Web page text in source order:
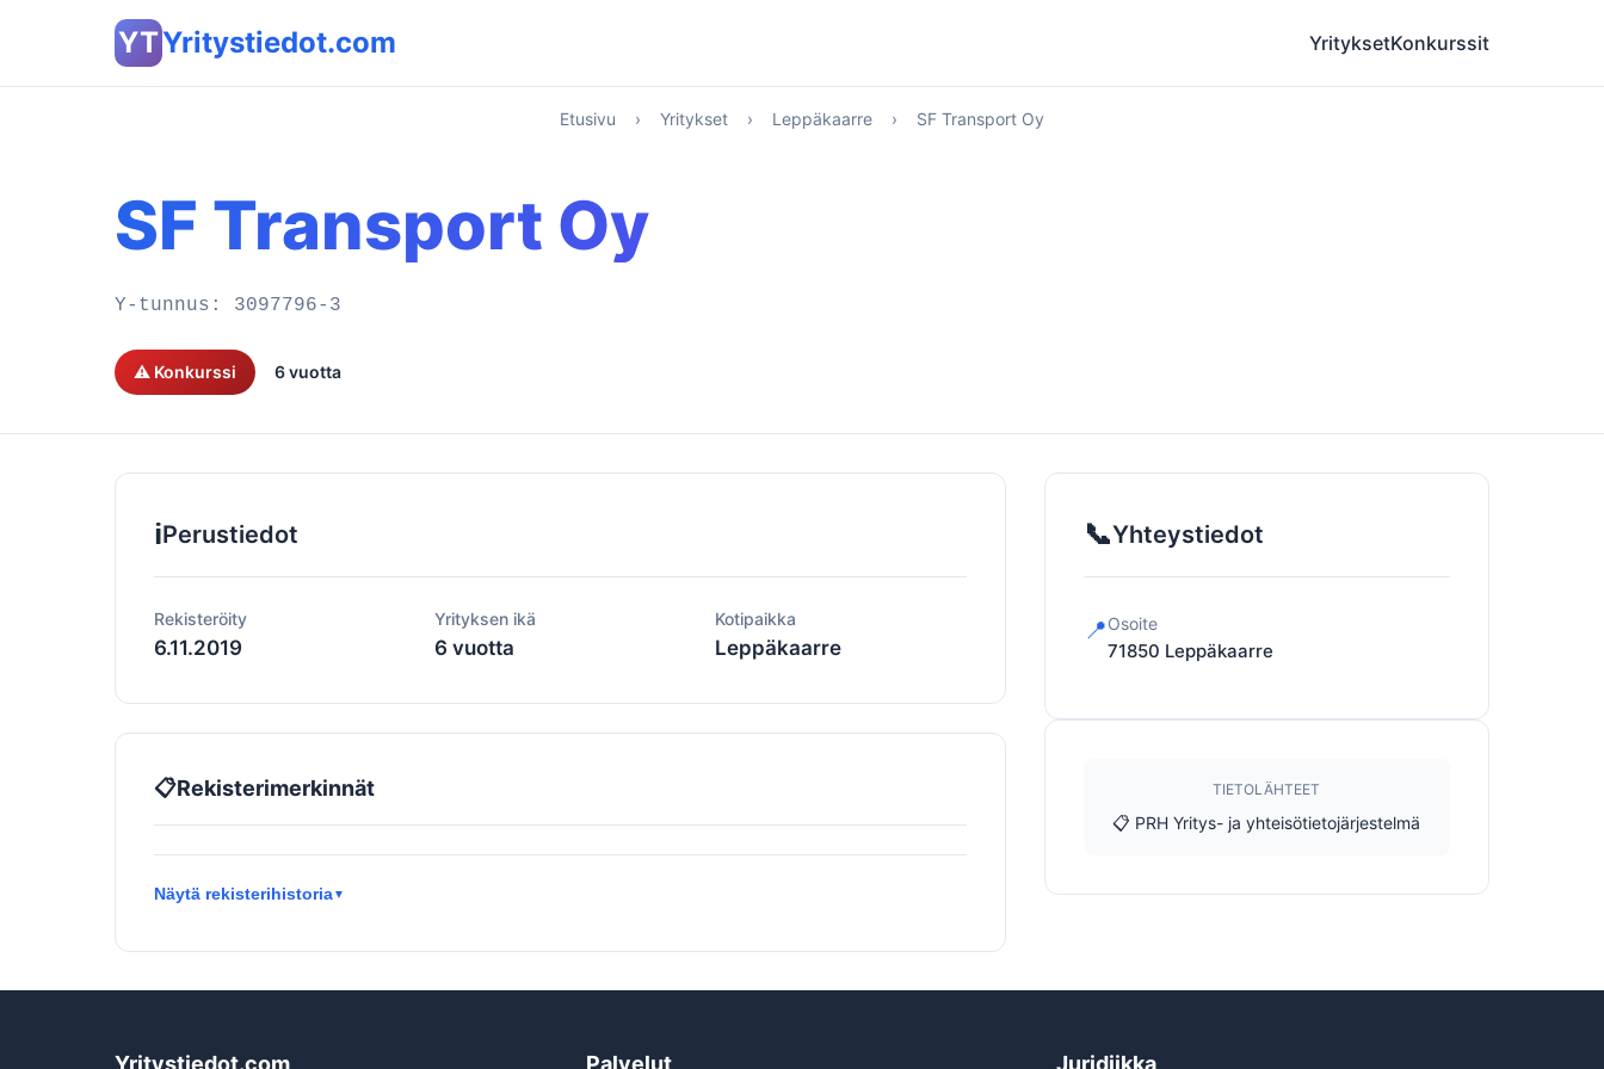
YTYritystiedot.com YrityksetKonkurssit
Etusivu › Yritykset › Leppäkaarre › SF Transport Oy
SF Transport Oy
Y-tunnus: 3097796-3
⚠️ Konkurssi 6 vuotta
ℹ️Perustiedot
Rekisteröity
6.11.2019
Yrityksen ikä
6 vuotta
Kotipaikka
Leppäkaarre
📋Rekisterimerkinnät
Näytä rekisterihistoria▼
📞Yhteystiedot
📍Osoite
71850 Leppäkaarre
TIETOLÄHTEET
📋 PRH Yritys- ja yhteisötietojärjestelmä
Yritystiedot.com Palvelut Juridiikka